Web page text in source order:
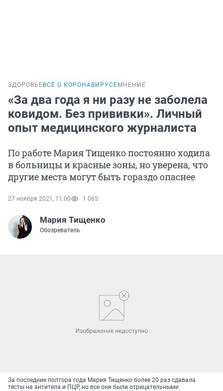
ЗДОРОВЬЕ ВСЁ О КОРОНАВИРУСЕ МНЕНИЕ
«За два года я ни разу не заболела
ковидом. Без прививки». Личный
опыт медицинского журналиста
По работе Мария Тищенко постоянно ходила
в больницы и красные зоны, но уверена, что
другие места могут быть гораздо опаснее
27 ноября 2021, 11:00 1 065
Мария Тищенко
Обозреватель
За последние полтора года Мария Тищенко более 20 раз сдавала
тесты на антитела и ПЦР, но все они были отрицательными